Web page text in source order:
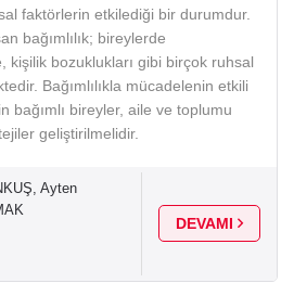
faktörlerin etkilediği bir durumdur.
bağımlılık; bireylerde
kişilik bozuklukları gibi birçok ruhsal
Bağımlılıkla mücadelenin etkili
bağımlı bireyler, aile ve toplumu
geliştirilmelidir.
Ayten
DEVAMI